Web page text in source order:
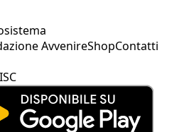
AvvenireShopContatti